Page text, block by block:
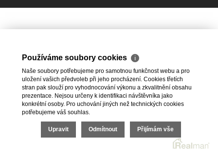
Používáme soubory cookies ℹ
Naše soubory potřebujeme pro samotnou funkčnost webu a pro
uložení vašich předvoleb při jeho procházení. Cookies třetích
stran pak slouží pro vyhodnocování výkonu a zkvalitnění obsahu
prezentace. Nejsou určeny k identifikaci návštěvníka jako
konkrétní osoby. Pro uchování jiných než technických cookies
potřebujeme váš souhlas.
Upravit Odmítnout Přijímám vše